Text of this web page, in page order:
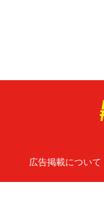
広告掲載について